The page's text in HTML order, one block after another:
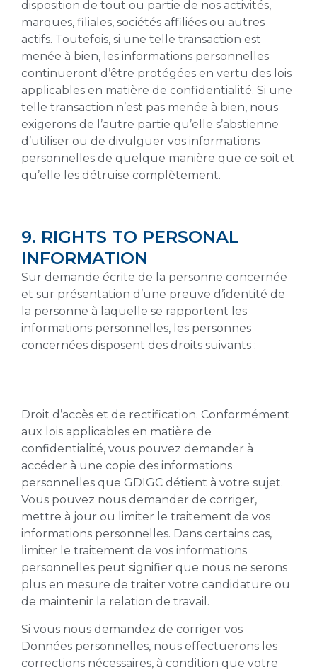
disposition de tout ou partie de nos activités,
marques, filiales, sociétés affiliées ou autres
actifs. Toutefois, si une telle transaction est
menée à bien, les informations personnelles
continueront d’être protégées en vertu des lois
applicables en matière de confidentialité. Si une
telle transaction n’est pas menée à bien, nous
exigerons de l’autre partie qu’elle s’abstienne
d’utiliser ou de divulguer vos informations
personnelles de quelque manière que ce soit et
qu’elle les détruise complètement.
9. RIGHTS TO PERSONAL
INFORMATION
Sur demande écrite de la personne concernée
et sur présentation d’une preuve d’identité de
la personne à laquelle se rapportent les
informations personnelles, les personnes
concernées disposent des droits suivants :
Droit d’accès et de rectification. Conformément
aux lois applicables en matière de
confidentialité, vous pouvez demander à
accéder à une copie des informations
personnelles que GDIGC détient à votre sujet.
Vous pouvez nous demander de corriger,
mettre à jour ou limiter le traitement de vos
informations personnelles. Dans certains cas,
limiter le traitement de vos informations
personnelles peut signifier que nous ne serons
plus en mesure de traiter votre candidature ou
de maintenir la relation de travail.
Si vous nous demandez de corriger vos
Données personnelles, nous effectuerons les
corrections nécessaires, à condition que votre